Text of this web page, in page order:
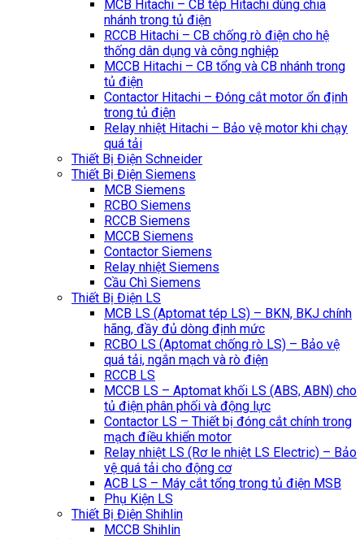
MCB Hitachi – CB tép Hitachi dùng chia
nhánh trong tủ điện
RCCB Hitachi – CB chống rò điện cho hệ
thống dân dụng và công nghiệp
MCCB Hitachi – CB tổng và CB nhánh trong
tủ điện
Contactor Hitachi – Đóng cắt motor ổn định
trong tủ điện
Relay nhiệt Hitachi – Bảo vệ motor khi chạy
quá tải
Thiết Bị Điện Schneider
Thiết Bị Điện Siemens
MCB Siemens
RCBO Siemens
RCCB Siemens
MCCB Siemens
Contactor Siemens
Relay nhiệt Siemens
Cầu Chì Siemens
Thiết Bị Điện LS
MCB LS (Aptomat tép LS) – BKN, BKJ chính
hãng, đầy đủ dòng định mức
RCBO LS (Aptomat chống rò LS) – Bảo vệ
quá tải, ngắn mạch và rò điện
RCCB LS
MCCB LS – Aptomat khối LS (ABS, ABN) cho
tủ điện phân phối và động lực
Contactor LS – Thiết bị đóng cắt chính trong
mạch điều khiển motor
Relay nhiệt LS (Rơ le nhiệt LS Electric) – Bảo
vệ quá tải cho động cơ
ACB LS – Máy cắt tổng trong tủ điện MSB
Phụ Kiện LS
Thiết Bị Điện Shihlin
MCCB Shihlin